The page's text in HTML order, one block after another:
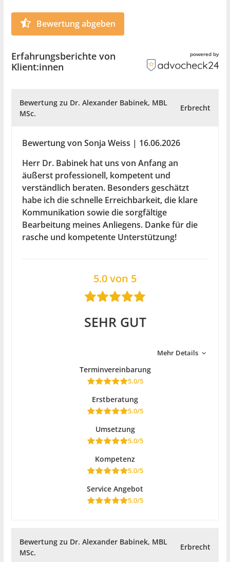
Mit über 18 Jahren Berufserfahrung biete ich Ihnen
Betreuung und effiziente Lösungen für Ihre
Anliegen. Vereinbaren Sie gerne einen Termin für ein
ich freue mich auf Ihre Kontaktaufnahme.
Bewertung abgeben
Erfahrungsberichte von
Klient:innen
powered by
Bewertung zu Dr. Alexander Babinek, MBL
MSc.
Erbrecht
Bewertung von Sonja Weiss | 16.06.2026
Herr Dr. Babinek hat uns von Anfang an
äußerst professionell, kompetent und
verständlich beraten. Besonders geschätzt
habe ich die schnelle Erreichbarkeit, die klare
Kommunikation sowie die sorgfältige
Bearbeitung meines Anliegens. Danke für die
rasche und kompetente Unterstützung!
5.0 von 5
SEHR GUT
Mehr Details
Terminvereinbarung
5.0/5
Erstberatung
5.0/5
Umsetzung
5.0/5
Kompetenz
5.0/5
Service Angebot
5.0/5
Bewertung zu Dr. Alexander Babinek, MBL
MSc.
Erbrecht